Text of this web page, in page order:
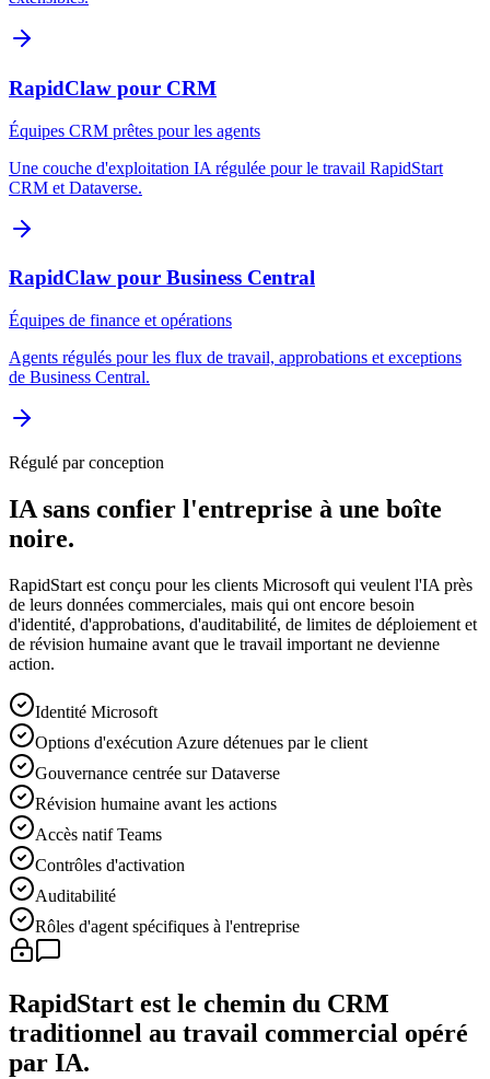
RapidClaw pour CRM
Équipes CRM prêtes pour les agents
Une couche d'exploitation IA régulée pour le travail RapidStart
CRM et Dataverse.
RapidClaw pour Business Central
Équipes de finance et opérations
Agents régulés pour les flux de travail, approbations et exceptions
de Business Central.
Régulé par conception
IA sans confier l'entreprise à une boîte
noire.
RapidStart est conçu pour les clients Microsoft qui veulent l'IA près
de leurs données commerciales, mais qui ont encore besoin
d'identité, d'approbations, d'auditabilité, de limites de déploiement et
de révision humaine avant que le travail important ne devienne
action.
Identité Microsoft
Options d'exécution Azure détenues par le client
Gouvernance centrée sur Dataverse
Révision humaine avant les actions
Accès natif Teams
Contrôles d'activation
Auditabilité
Rôles d'agent spécifiques à l'entreprise
RapidStart est le chemin du CRM
traditionnel au travail commercial opéré
par IA.